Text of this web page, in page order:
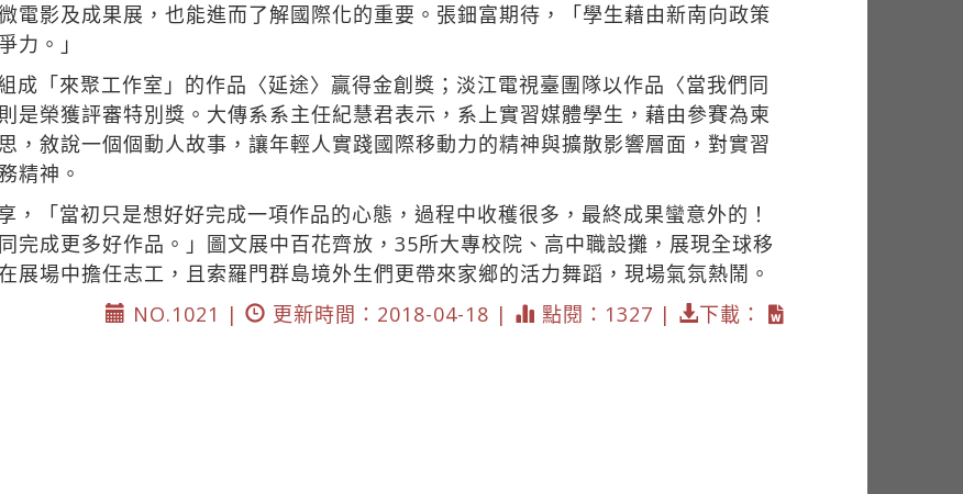
電影及成果展，也能進而了解國際化的重要。張鈿富期待，「學生藉由新南向政策
力。」
成「來聚工作室」的作品〈延途〉贏得金創獎；淡江電視臺團隊以作品〈當我們同
是榮獲評審特別獎。大傳系系主任紀慧君表示，系上實習媒體學生，藉由參賽為柬
，敘說一個個動人故事，讓年輕人實踐國際移動力的精神與擴散影響層面，對實習
精神。
，「當初只是想好好完成一項作品的心態，過程中收穫很多，最終成果蠻意外的！
完成更多好作品。」圖文展中百花齊放，35所大專校院、高中職設攤，展現全球移
展場中擔任志工，且索羅門群島境外生們更帶來家鄉的活力舞蹈，現場氣氛熱鬧。
NO.1021 |
更新時間：2018-04-18 | 點閱：1327 | 下載：